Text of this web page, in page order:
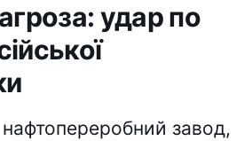
удар по
завод,